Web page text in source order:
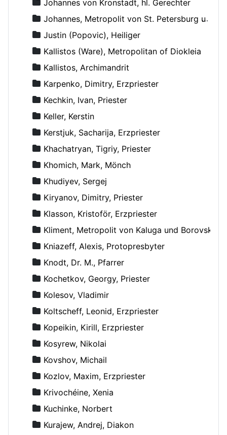
Johannes von Kronstadt, hl. Gerechter
Johannes, Metropolit von St. Petersburg und Ladoga
Justin (Popovic), Heiliger
Kallistos (Ware), Metropolitan of Diokleia
Kallistos, Archimandrit
Karpenko, Dimitry, Erzpriester
Kechkin, Ivan, Priester
Keller, Kerstin
Kerstjuk, Sacharija, Erzpriester
Khachatryan, Tigriy, Priester
Khomich, Mark, Mönch
Khudiyev, Sergej
Kiryanov, Dimitry, Priester
Klasson, Kristoför, Erzpriester
Kliment, Metropolit von Kaluga und Borovsk
Kniazeff, Alexis, Protopresbyter
Knodt, Dr. M., Pfarrer
Kochetkov, Georgy, Priester
Kolesov, Vladimir
Koltscheff, Leonid, Erzpriester
Kopeikin, Kirill, Erzpriester
Kosyrew, Nikolai
Kovshov, Michail
Kozlov, Maxim, Erzpriester
Krivochéine, Xenia
Kuchinke, Norbert
Kurajew, Andrej, Diakon